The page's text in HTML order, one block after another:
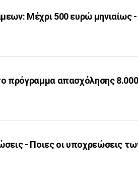
Μέχρι 500 ευρώ μηνιαίως -
πρόγραμμα απασχόλησης 8.000
- Ποιες οι υποχρεώσεις